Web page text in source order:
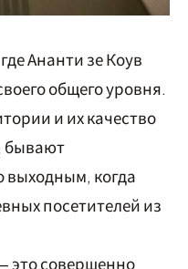
Ананти зе Коув
общего уровня.
и их качество
бывают
выходным, когда
посетителей из
это совершенно